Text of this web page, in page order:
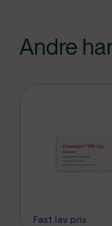
Andre
Fast lav pris